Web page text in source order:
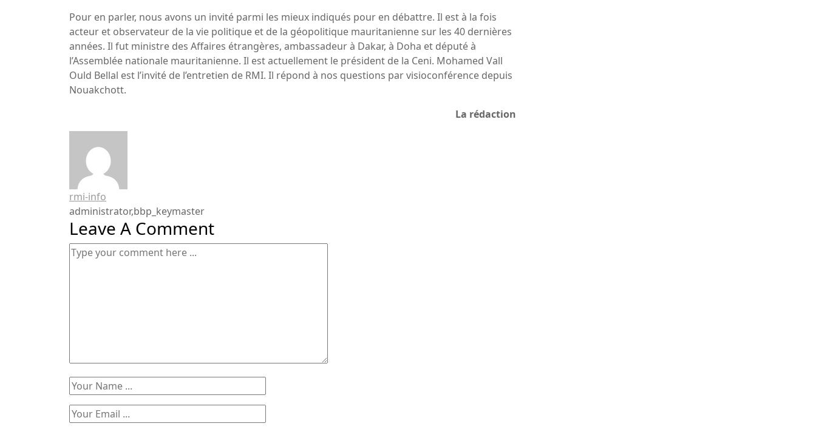
Pour en parler, nous avons un invité parmi les mieux indiqués pour en débattre. Il est à la fois
acteur et observateur de la vie politique et de la géopolitique mauritanienne sur les 40 dernières
années. Il fut ministre des Affaires étrangères, ambassadeur à Dakar, à Doha et député à
l’Assemblée nationale mauritanienne. Il est actuellement le président de la Ceni. Mohamed Vall
Ould Bellal est l’invité de l’entretien de RMI. Il répond à nos questions par visioconférence depuis
Nouakchott.
La rédaction
rmi-info
administrator,bbp_keymaster
Leave A Comment